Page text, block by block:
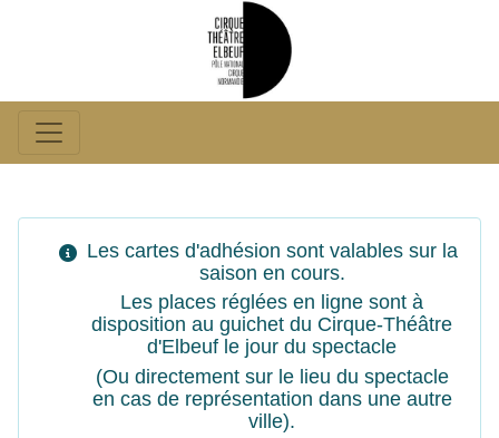
Les cartes d'adhésion sont valables sur la
saison en cours.
Les places réglées en ligne sont à
disposition au guichet du Cirque-Théâtre
d'Elbeuf le jour du spectacle
(Ou directement sur le lieu du spectacle
en cas de représentation dans une autre
ville).